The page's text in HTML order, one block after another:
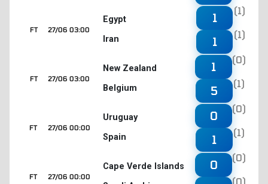
27/06 03:00
FT
Egypt
Iran
1
(1)
1
(1)
27/06 03:00
FT
New Zealand
Belgium
1
(0)
5
(1)
27/06 00:00
FT
Uruguay
Spain
0
(0)
1
(1)
27/06 00:00
FT
Cape Verde Islands
0
(0)
(0)